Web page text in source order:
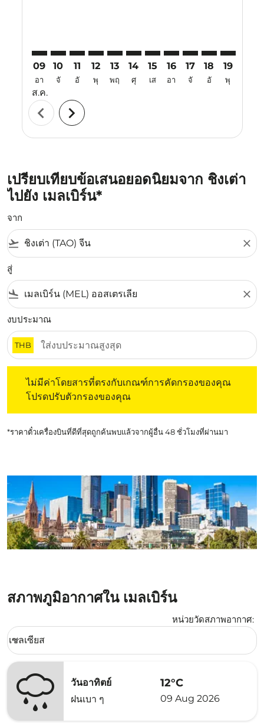
09
อา
ส.ค.
10
จั
11
อั
12
พุ
13
พฤ
14
ศุ
15
เส
16
อา
17
จั
18
อั
19
พุ
chevron_left chevron_right
เปรียบเทียบข้อเสนอยอดนิยมจาก ชิงเต่า
ไปยัง เมลเบิร์น*
จาก
flight_takeoff close
สู่
flight_land close
งบประมาณ
THB
ไม่มีค่าโดยสารที่ตรงกับเกณฑ์การคัดกรองของคุณ
โปรดปรับตัวกรองของคุณ
*ราคาตั๋วเครื่องบินที่ดีที่สุดถูกค้นพบแล้วจากผู้อื่น 48 ชั่วโมงที่ผ่านมา
สภาพภูมิอากาศใน เมลเบิร์น
หน่วยวัดสภาพอากาศ:
Weather unit option เซลเซียส Selected
เซลเซียส
keyboard_arrow_down
วันอาทิตย์
ฝนเบา ๆ
12°C
09 Aug 2026